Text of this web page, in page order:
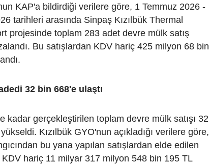
KAP'a bildirdiği verilere göre, 1 Temmuz 2026 -
tarihleri arasında Sinpaş Kızılbük Thermal
projesinde toplam 283 adet devre mülk satış
Bu satışlardan KDV hariç 425 milyon 68 bin
32 bin 668'e ulaştı
kadar gerçekleştirilen toplam devre mülk satışı 32
Kızılbük GYO'nun açıkladığı verilere göre,
bu yana yapılan satışlardan elde edilen
hariç 11 milyar 317 milyon 548 bin 195 TL